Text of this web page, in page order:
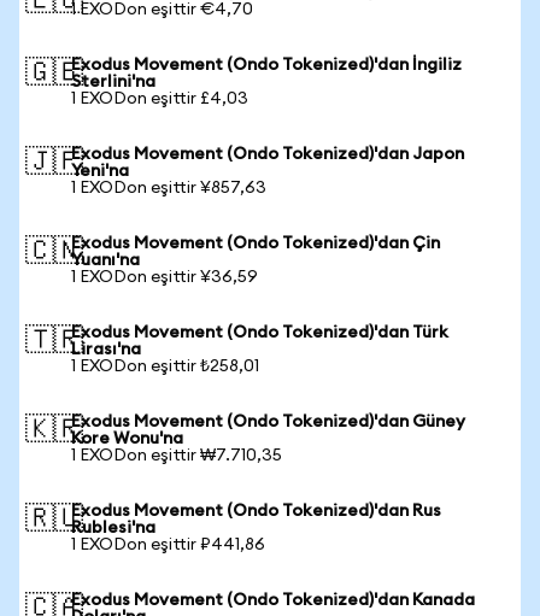
1 EXODon eşittir €4,70
🇬🇧Exodus Movement (Ondo Tokenized)'dan İngiliz
Sterlini'na
1 EXODon eşittir £4,03
🇯🇵Exodus Movement (Ondo Tokenized)'dan Japon
Yeni'na
1 EXODon eşittir ¥857,63
🇨🇳Exodus Movement (Ondo Tokenized)'dan Çin
Yuanı'na
1 EXODon eşittir ¥36,59
🇹🇷Exodus Movement (Ondo Tokenized)'dan Türk
Lirası'na
1 EXODon eşittir ₺258,01
🇰🇷Exodus Movement (Ondo Tokenized)'dan Güney
Kore Wonu'na
1 EXODon eşittir ₩7.710,35
🇷🇺Exodus Movement (Ondo Tokenized)'dan Rus
Rublesi'na
1 EXODon eşittir ₽441,86
🇨🇦Exodus Movement (Ondo Tokenized)'dan Kanada